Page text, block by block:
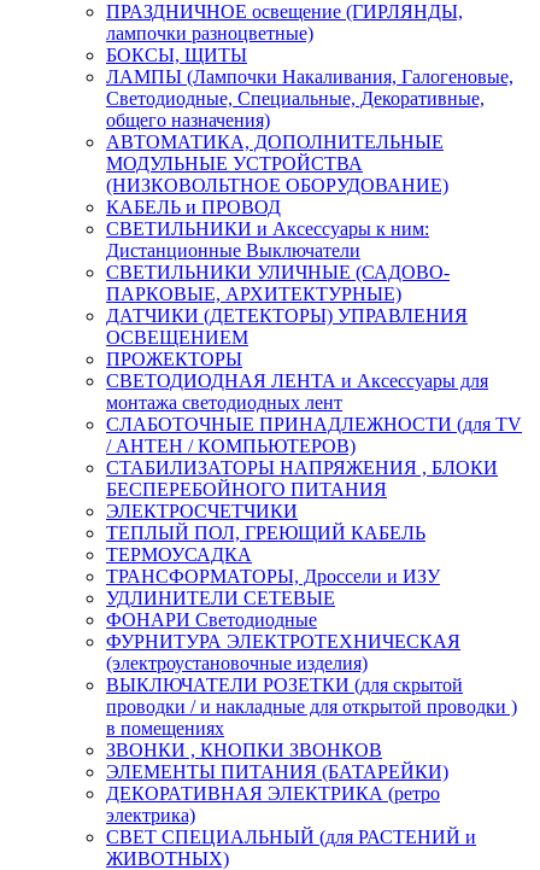
ПРАЗДНИЧНОЕ освещение (ГИРЛЯНДЫ,
лампочки разноцветные)
БОКСЫ, ЩИТЫ
ЛАМПЫ (Лампочки Накаливания, Галогеновые,
Светодиодные, Специальные, Декоративные,
общего назначения)
АВТОМАТИКА, ДОПОЛНИТЕЛЬНЫЕ
МОДУЛЬНЫЕ УСТРОЙСТВА
(НИЗКОВОЛЬТНОЕ ОБОРУДОВАНИЕ)
КАБЕЛЬ и ПРОВОД
СВЕТИЛЬНИКИ и Аксессуары к ним:
Дистанционные Выключатели
СВЕТИЛЬНИКИ УЛИЧНЫЕ (САДОВО-
ПАРКОВЫЕ, АРХИТЕКТУРНЫЕ)
ДАТЧИКИ (ДЕТЕКТОРЫ) УПРАВЛЕНИЯ
ОСВЕЩЕНИЕМ
ПРОЖЕКТОРЫ
СВЕТОДИОДНАЯ ЛЕНТА и Аксессуары для
монтажа светодиодных лент
СЛАБОТОЧНЫЕ ПРИНАДЛЕЖНОСТИ (для TV
/ АНТЕН / КОМПЬЮТЕРОВ)
СТАБИЛИЗАТОРЫ НАПРЯЖЕНИЯ , БЛОКИ
БЕСПЕРЕБОЙНОГО ПИТАНИЯ
ЭЛЕКТРОСЧЕТЧИКИ
ТЕПЛЫЙ ПОЛ, ГРЕЮЩИЙ КАБЕЛЬ
ТЕРМОУСАДКА
ТРАНСФОРМАТОРЫ, Дроссели и ИЗУ
УДЛИНИТЕЛИ СЕТЕВЫЕ
ФОНАРИ Светодиодные
ФУРНИТУРА ЭЛЕКТРОТЕХНИЧЕСКАЯ
(электроустановочные изделия)
ВЫКЛЮЧАТЕЛИ РОЗЕТКИ (для скрытой
проводки / и накладные для открытой проводки )
в помещениях
ЗВОНКИ , КНОПКИ ЗВОНКОВ
ЭЛЕМЕНТЫ ПИТАНИЯ (БАТАРЕЙКИ)
ДЕКОРАТИВНАЯ ЭЛЕКТРИКА (ретро
электрика)
СВЕТ СПЕЦИАЛЬНЫЙ (для РАСТЕНИЙ и
ЖИВОТНЫХ)